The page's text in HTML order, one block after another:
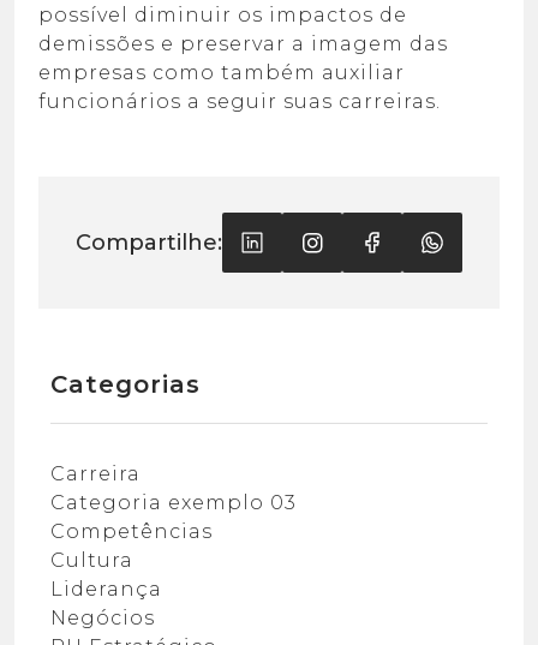
Categorias
Carreira
Categoria exemplo 03
Competências
Cultura
Liderança
Negócios
possível diminuir os impactos de
demissões e preservar a imagem das
empresas como também auxiliar
funcionários a seguir suas carreiras.
Compartilhe: